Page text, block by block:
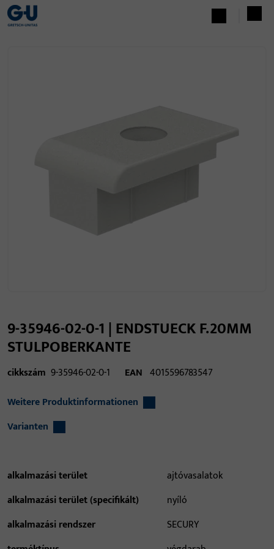
9-35946-02-0-1 | ENDSTUECK F.20MM
STULPOBERKANTE
cikkszám 9-35946-02-0-1 EAN 4015596783547
Weitere Produktinformationen
Varianten
alkalmazási terület
ajtóvasalatok
alkalmazási terület (specifikált)
nyíló
alkalmazási rendszer
SECURY